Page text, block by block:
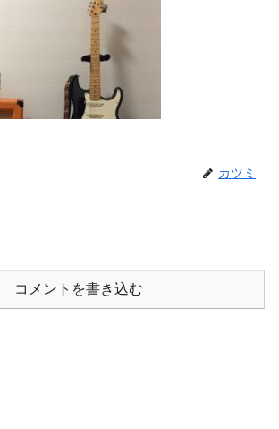
カツミ
コメントを書き込む